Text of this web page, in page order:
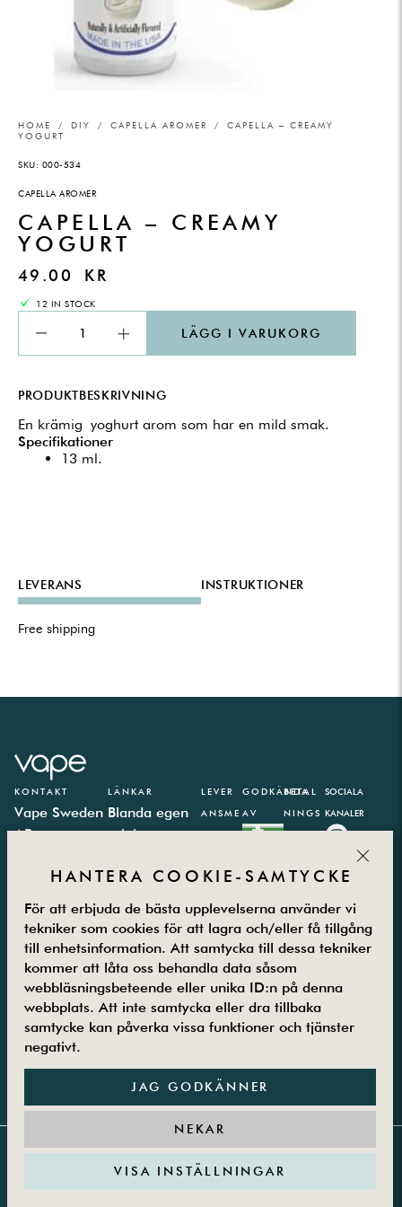
HOME / DIY / CAPELLA AROMER
/ CAPELLA – CREAMY
YOGURT
SKU: 000-534
CAPELLA AROMER
CAPELLA – CREAMY
YOGURT
49.00 KR
12 IN STOCK
LÄGG I VARUKORG
PRODUKTBESKRIVNING
En krämig yoghurt arom som har en mild smak.
Specifikationer
13 ml.
LEVERANS INSTRUKTIONER
Free shipping
KONTAKT
Vape Sweden
AB
Hägersten
Måndag –
Fredag
08.00-16.00
08-5800 25
25
LÄNKAR
Blanda egen
e-juice
kalkylator
Vanliga frågor
Kontakta oss
Om oss
Returer
Villkor
Guider
LEVER
ANSME
TODER
GODKÄNDA
AV
BETAL
NINGS
PARTN
SOCIALA
KANALER
HANTERA COOKIE-SAMTYCKE
För att erbjuda de bästa upplevelserna använder vi
tekniker som cookies för att lagra och/eller få tillgång
till enhetsinformation. Att samtycka till dessa tekniker
kommer att låta oss behandla data såsom
webbläsningsbeteende eller unika ID:n på denna
webbplats. Att inte samtycka eller dra tillbaka
samtycke kan påverka vissa funktioner och tjänster
negativt.
JAG GODKÄNNER
NEKAR
VISA INSTÄLLNINGAR